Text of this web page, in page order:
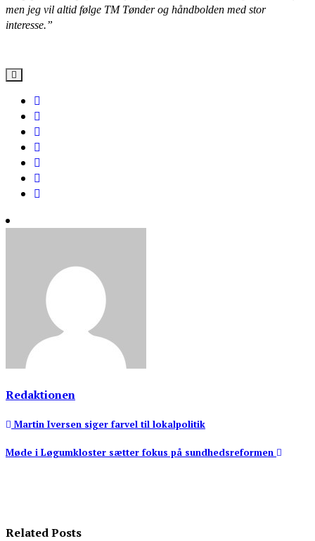
men jeg vil altid følge TM Tønder og håndbolden med stor
interesse.”
Redaktionen
Indlægsnavigation
Martin Iversen siger farvel til lokalpolitik
Møde i Løgumkloster sætter fokus på sundhedsreformen
Related Posts